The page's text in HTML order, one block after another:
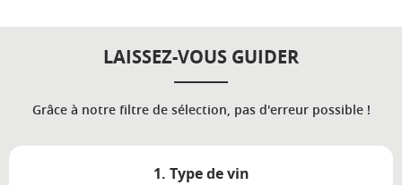
LAISSEZ-VOUS GUIDER
Grâce à notre filtre de sélection, pas d'erreur possible !
1. Type de vin